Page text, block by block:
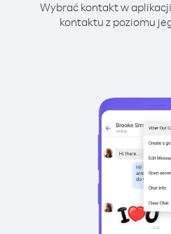
Wybrać kontakt w
kontaktu z poziomu